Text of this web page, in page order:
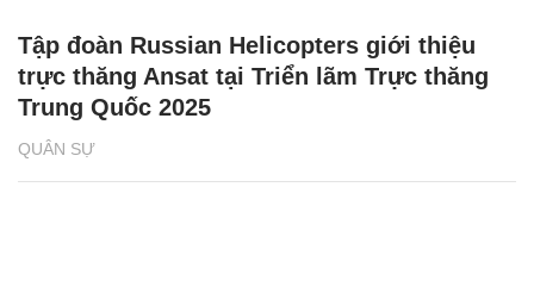
QUÂN SỰ
Tập đoàn Russian Helicopters giới thiệu
trực thăng Ansat tại Triển lãm Trực thăng
Trung Quốc 2025